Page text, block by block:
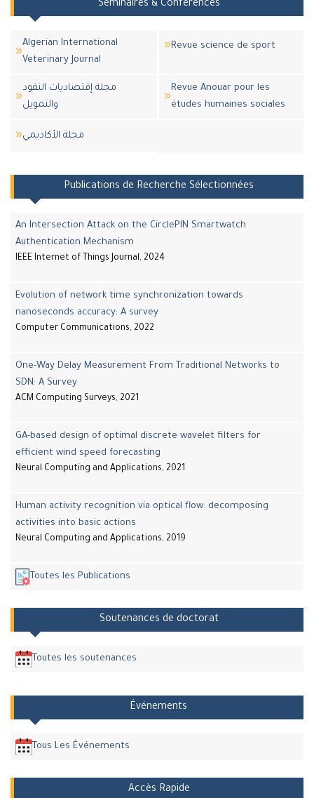
Séminaires & Conférences
Algerian International
Veterinary Journal
Revue science de sport
مجلة إقتصاديات النقود
والتمويل
Revue Anouar pour les
études humaines sociales
مجلة اﻷكاديمي
Publications de Recherche Sélectionnées
An Intersection Attack on the CirclePIN Smartwatch
Authentication Mechanism
IEEE Internet of Things Journal, 2024
Evolution of network time synchronization towards
nanoseconds accuracy: A survey
Computer Communications, 2022
One-Way Delay Measurement From Traditional Networks to
SDN: A Survey
ACM Computing Surveys, 2021
GA-based design of optimal discrete wavelet filters for
efficient wind speed forecasting
Neural Computing and Applications, 2021
Human activity recognition via optical flow: decomposing
activities into basic actions
Neural Computing and Applications, 2019
Toutes les Publications
Soutenances de doctorat
Toutes les soutenances
Événements
Tous Les Événements
Accès Rapide